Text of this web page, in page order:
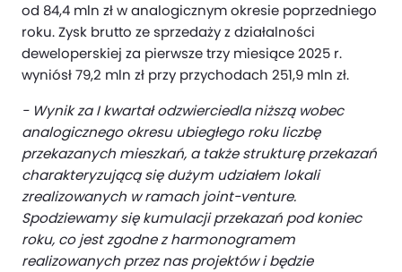
od 84,4 mln zł w analogicznym okresie poprzedniego
roku. Zysk brutto ze sprzedaży z działalności
deweloperskiej za pierwsze trzy miesiące 2025 r.
wyniósł 79,2 mln zł przy przychodach 251,9 mln zł.
- Wynik za I kwartał odzwierciedla niższą wobec
analogicznego okresu ubiegłego roku liczbę
przekazanych mieszkań, a także strukturę przekazań
charakteryzującą się dużym udziałem lokali
zrealizowanych w ramach joint-venture.
Spodziewamy się kumulacji przekazań pod koniec
roku, co jest zgodne z harmonogramem
realizowanych przez nas projektów i będzie